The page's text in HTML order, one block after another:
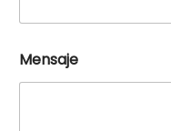
Mensaje